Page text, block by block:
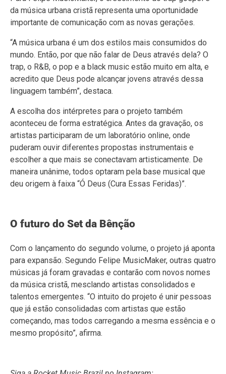
da música urbana cristã representa uma oportunidade
importante de comunicação com as novas gerações.
“A música urbana é um dos estilos mais consumidos do
mundo. Então, por que não falar de Deus através dela? O
trap, o R&B, o pop e a black music estão muito em alta, e
acredito que Deus pode alcançar jovens através dessa
linguagem também”, destaca.
A escolha dos intérpretes para o projeto também
aconteceu de forma estratégica. Antes da gravação, os
artistas participaram de um laboratório online, onde
puderam ouvir diferentes propostas instrumentais e
escolher a que mais se conectavam artisticamente. De
maneira unânime, todos optaram pela base musical que
deu origem à faixa “Ó Deus (Cura Essas Feridas)”.
O futuro do Set da Bênção
Com o lançamento do segundo volume, o projeto já aponta
para expansão. Segundo Felipe MusicMaker, outras quatro
músicas já foram gravadas e contarão com novos nomes
da música cristã, mesclando artistas consolidados e
talentos emergentes. “O intuito do projeto é unir pessoas
que já estão consolidadas com artistas que estão
começando, mas todos carregando a mesma essência e o
mesmo propósito”, afirma.